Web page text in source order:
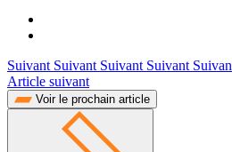
Suivant Suivant Suivant Suivant
Article suivant
Voir le prochain article